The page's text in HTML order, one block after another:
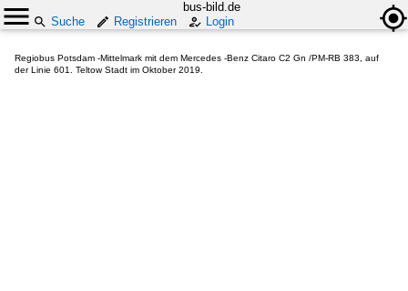
bus-bild.de
Suche
Registrieren Login
Regiobus Potsdam -Mittelmark mit dem Mercedes -Benz Citaro C2 Gn /PM-RB 383, auf
der Linie 601. Teltow Stadt im Oktober 2019.